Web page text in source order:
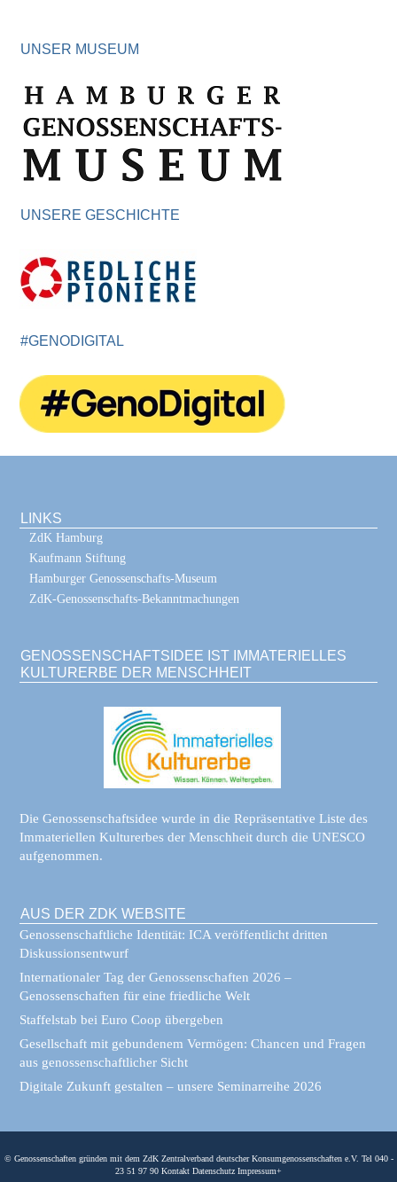
UNSER MUSEUM
UNSERE GESCHICHTE
#GENODIGITAL
LINKS
ZdK Hamburg
Kaufmann Stiftung
Hamburger Genossenschafts-Museum
ZdK-Genossenschafts-Bekanntmachungen
GENOSSENSCHAFTSIDEE IST IMMATERIELLES
KULTURERBE DER MENSCHHEIT
Die Genossenschaftsidee wurde in die Repräsentative Liste des
Immateriellen Kulturerbes der Menschheit durch die UNESCO
aufgenommen.
AUS DER ZDK WEBSITE
Genossenschaftliche Identität: ICA veröffentlicht dritten
Diskussionsentwurf
Internationaler Tag der Genossenschaften 2026 –
Genossenschaften für eine friedliche Welt
Staffelstab bei Euro Coop übergeben
Gesellschaft mit gebundenem Vermögen: Chancen und Fragen
aus genossenschaftlicher Sicht
Digitale Zukunft gestalten – unsere Seminarreihe 2026
© Genossenschaften gründen mit dem ZdK Zentralverband deutscher Konsumgenossenschaften e.V. Tel 040 -
23 51 97 90 Kontakt Datenschutz Impressum+